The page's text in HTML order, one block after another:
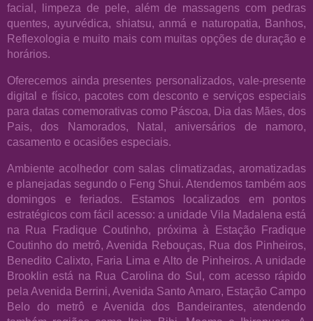
facial, limpeza de pele, além de massagens com pedras
quentes, ayurvédica, shiatsu, anmá e naturopatia, Banhos,
Reflexologia e muito mais com muitas opções de duração e
horários.
Oferecemos ainda presentes personalizados, vale-presente
digital e físico, pacotes com desconto e serviços especiais
para datas comemorativas como Páscoa, Dia das Mães, dos
Pais, dos Namorados, Natal, aniversários de namoro,
casamento e ocasiões especiais.
Ambiente acolhedor com salas climatizadas, aromatizadas
e planejadas segundo o Feng Shui. Atendemos também aos
domingos e feriados. Estamos localizados em pontos
estratégicos com fácil acesso: a unidade Vila Madalena está
na Rua Fradique Coutinho, próxima à Estação Fradique
Coutinho do metrô, Avenida Rebouças, Rua dos Pinheiros,
Benedito Calixto, Faria Lima e Alto de Pinheiros. A unidade
Brooklin está na Rua Carolina do Sul, com acesso rápido
pela Avenida Berrini, Avenida Santo Amaro, Estação Campo
Belo do metrô e Avenida dos Bandeirantes, atendendo